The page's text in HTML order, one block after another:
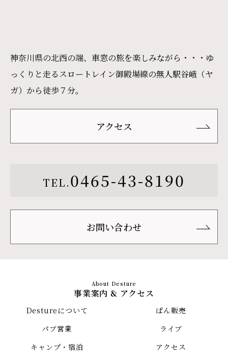
神奈川県の北西の端、車窓の旅を楽しみながら・・・ゆ
っくりと走るスロートレイン御殿場線の無人駅谷峨（ヤ
ガ）から徒歩７分。
アクセス
TEL.0465-43-8190
お問い合わせ
事業案内 & アクセス
Destureについて
ぱん販売
パブ営業
ライブ
キャンプ・宿泊
アクセス